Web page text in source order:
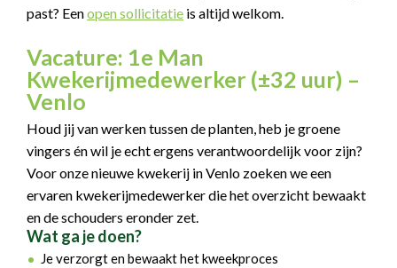
past? Eenopen sollicitatie is altijd welkom.
Vacature: 1e Man
Kwekerijmedewerker (±32 uur) –
Venlo
Houd jij van werken tussen de planten, heb je groene
vingers én wil je echt ergens verantwoordelijk voor zijn?
Voor onze nieuwe kwekerij in Venlo zoeken we een
ervaren kwekerijmedewerker die het overzicht bewaakt
en de schouders eronder zet.
Wat ga je doen?
Je verzorgt en bewaakt het kweekproces